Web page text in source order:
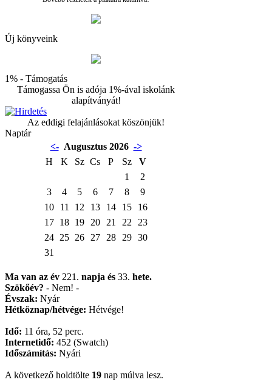
Új könyveink
1% - Támogatás
Támogassa Ön is adója 1%-ával iskolánk
alapítványát!
Az eddigi felajánlásokat köszönjük!
Naptár
<- Augusztus 2026 ->
H
K Sz Cs P Sz
V
1
2
3
4 5 6 7 8
9
10
11 12 13 14 15
16
17 18 19 20 21 22
23
24 25 26 27 28 29
30
31
Ma van az év 221. napja és 33. hete.
Szökőév? - Nem! -
Évszak: Nyár
Hétköznap/hétvége: Hétvége!
Idő: 11 óra, 52 perc.
Internetidő: 452 (Swatch)
Időszámítás: Nyári
A következő holdtölte 19 nap múlva lesz.